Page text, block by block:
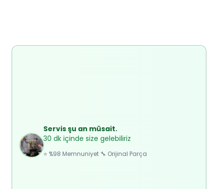
Servis şu an müsait.
30 dk içinde size gelebiliriz
⭐ %98 Memnuniyet 🔧 Orijinal Parça